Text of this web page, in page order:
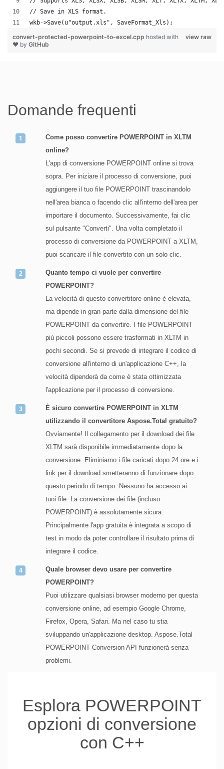
// Save in XLS format.
wkb->Save(u"output.xls", SaveFormat_Xls);
view raw
convert-protected-powerpoint-to-excel.cpp hosted with
❤ by GitHub
Domande frequenti
Come posso convertire POWERPOINT in XLTM
online?
L'app di conversione POWERPOINT online si trova
sopra. Per iniziare il processo di conversione, puoi
aggiungere il tuo file POWERPOINT trascinandolo
nell'area bianca o facendo clic all'interno dell'area per
importare il documento. Successivamente, fai clic
sul pulsante "Converti". Una volta completato il
processo di conversione da POWERPOINT a XLTM,
puoi scaricare il file convertito con un solo clic.
Quanto tempo ci vuole per convertire
POWERPOINT?
La velocità di questo convertitore online è elevata,
ma dipende in gran parte dalla dimensione del file
POWERPOINT da convertire. I file POWERPOINT
più piccoli possono essere trasformati in XLTM in
pochi secondi. Se si prevede di integrare il codice di
conversione all'interno di un'applicazione C++, la
velocità dipenderà da come è stata ottimizzata
l'applicazione per il processo di conversione.
È sicuro convertire POWERPOINT in XLTM
utilizzando il convertitore Aspose.Total gratuito?
Ovviamente! Il collegamento per il download dei file
XLTM sarà disponibile immediatamente dopo la
conversione. Eliminiamo i file caricati dopo 24 ore e i
link per il download smetteranno di funzionare dopo
questo periodo di tempo. Nessuno ha accesso ai
tuoi file. La conversione dei file (incluso
POWERPOINT) è assolutamente sicura.
Principalmente l'app gratuita è integrata a scopo di
test in modo da poter controllare il risultato prima di
integrare il codice.
Quale browser devo usare per convertire
POWERPOINT?
Puoi utilizzare qualsiasi browser moderno per questa
conversione online, ad esempio Google Chrome,
Firefox, Opera, Safari. Ma nel caso tu stia
sviluppando un'applicazione desktop. Aspose.Total
POWERPOINT Conversion API funzionerà senza
problemi.
Esplora POWERPOINT
opzioni di conversione
con C++